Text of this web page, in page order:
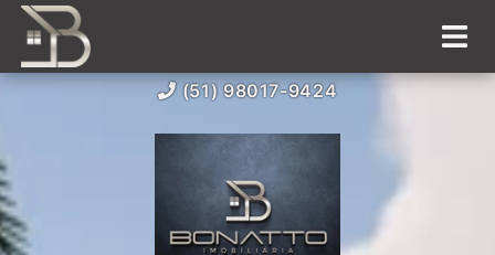
(51) 98017-9424